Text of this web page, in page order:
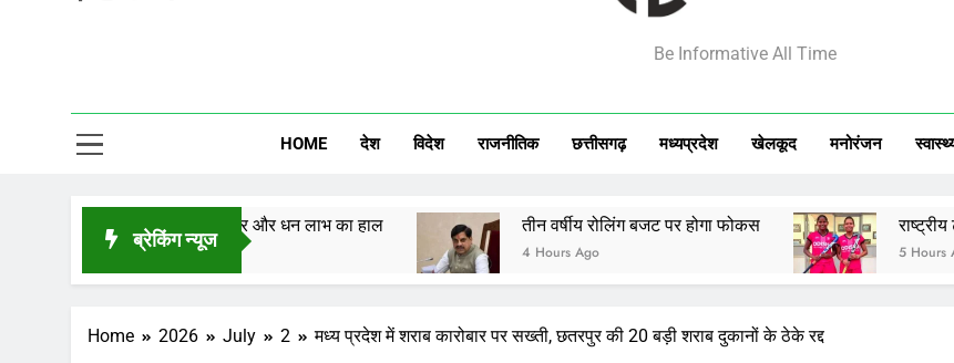
राष्ट्रीय टीम में चुनी गईं कांसाबेल की मधु सिदार और बोड़ला की गीता
Be Informative All Time
HOME देश विदेश राजनीतिक छत्तीसगढ़ मध्‍यप्रदेश खेलकूद मनोरंजन
ब्रेकिंग न्यूज
करियर, कारोबार और धन लाभ का हाल तीन वर्षीय रोलिंग बजट पर होगा फोकस
4 Hours Ago
राष्ट्रीय टीम में चुनी
5 Hours Ago
Home 2026 July 2 मध्य प्रदेश में शराब कारोबार पर सख्ती, छतरपुर की 20 बड़ी शराब दुकानों के ठेके रद्द